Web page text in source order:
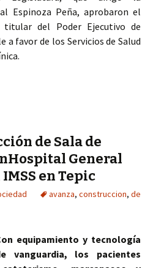
Espinoza Peña, aprobaron el
del Poder Ejecutivo de
a favor de los Servicios de Salud
autorizar construcción de
de Sala de
General
IMSS en Tepic
avanza, construccion, de
equipamiento y tecnología
vanguardia, los pacientes